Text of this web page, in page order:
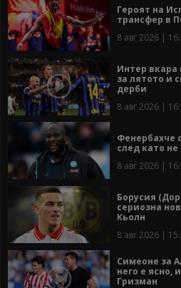
Героят на
трансфер в
8 авг 2026 |
Интер вкара
за лятото и
дерби
8 авг 2026 |
Фенербахче
след като
8 авг 2026 |
Борусия
сериозна
Кьолн
8 авг 2026 |
Симеоне за
него е ясно,
Гризман